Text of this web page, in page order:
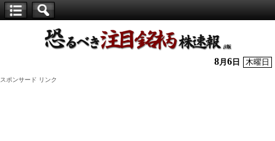
株】
8月 6 日 木曜日
スポンサード リンク